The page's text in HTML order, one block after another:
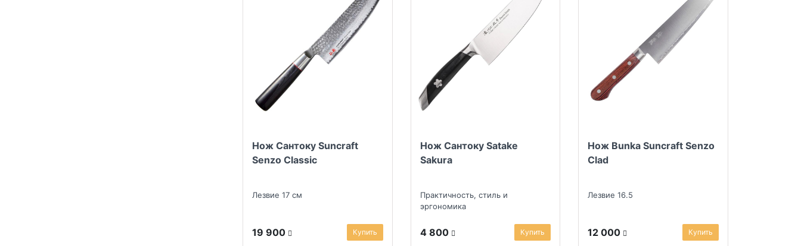
Нож Сантоку Suncraft
Senzo Classic
Лезвие 17 см
19 900 Купить
Нож Сантоку Satake
Sakura
Практичность, стиль и
эргономика
4 800 Купить
Нож Bunka Suncraft Senzo
Clad
Лезвие 16.5
12 000 Купить